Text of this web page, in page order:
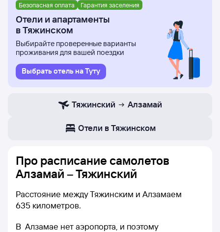
Безопасная оплата Гарантия заселения
Отели и апартаменты
в Тяжинском
Выбирайте проверенные варианты
проживания для вашей поездки
Выбрать отель на Туту
Тяжинский Алзамай
Отели в Тяжинском
Про расписание самолетов
Алзамай – Тяжинский
Расстояние между Тяжинским и Алзамаем
635 километров.
В Алзамае нет аэропорта, и поэтому